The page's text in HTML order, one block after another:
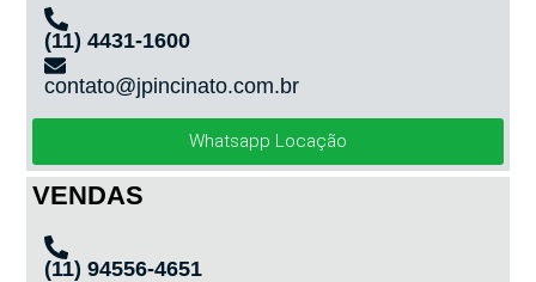
(11) 4431-1600
contato@jpincinato.com.br
Whatsapp Locação
VENDAS
(11) 94556-4651